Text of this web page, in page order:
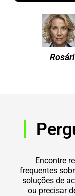
Encontre
frequentes
soluções de
ou precisar